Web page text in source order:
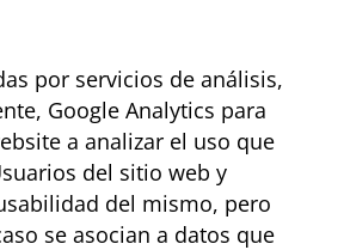
por servicios de análisis,
Google Analytics para
a analizar el uso que
del sitio web y
del mismo, pero
se asocian a datos que